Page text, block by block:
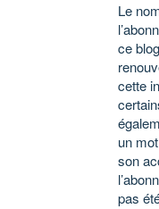
Le
ce
cette
un
son
pas